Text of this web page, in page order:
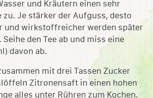
und Kräutern einen sehr
zu. Je stärker der Aufguss, desto
und wirkstoffreicher werden später
den Tee ab und miss eine
davon ab.
mit drei Tassen Zucker
Zitronensaft in einen hohen
alles unter Rühren zum Kochen.